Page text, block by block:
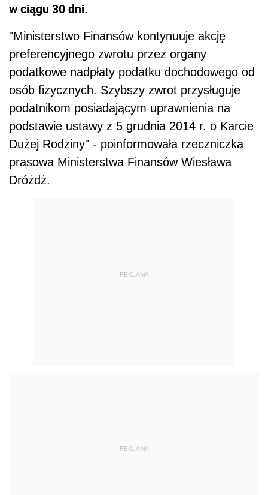
w ciągu 30 dni.
"Ministerstwo Finansów kontynuuje akcję
preferencyjnego zwrotu przez organy
podatkowe nadpłaty podatku dochodowego od
osób fizycznych. Szybszy zwrot przysługuje
podatnikom posiadającym uprawnienia na
podstawie ustawy z 5 grudnia 2014 r. o Karcie
Dużej Rodziny" - poinformowała rzeczniczka
prasowa Ministerstwa Finansów Wiesława
Dróżdż.
REKLAMA
REKLAMA